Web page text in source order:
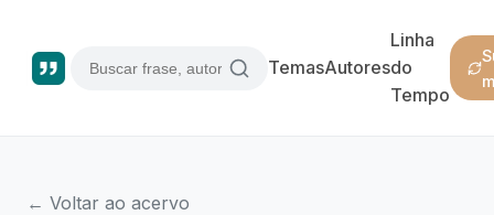
TemasAutores
Linha
do
Tempo
← Voltar ao acervo